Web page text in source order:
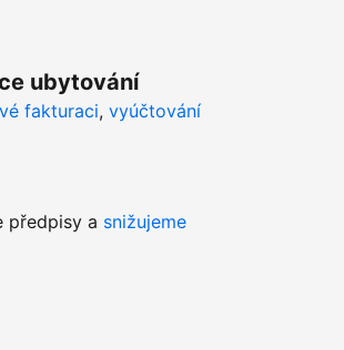
ubytování
fakturaci, vyúčtování
předpisy a snižujeme